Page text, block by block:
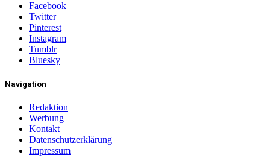
Facebook
Twitter
Pinterest
Instagram
Tumblr
Bluesky
Navigation
Redaktion
Werbung
Kontakt
Datenschutzerklärung
Impressum